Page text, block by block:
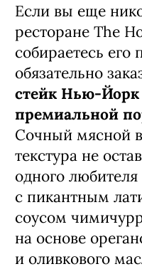
Если вы еще
ресторане The
собираетесь его
обязательно
стейк Нью-
премиальной
Сочный мясной
текстура не
одного
с пикантным
соусом
на основе
и оливкового